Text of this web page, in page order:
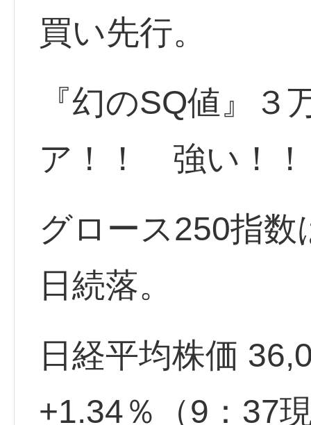
買い先行。
『幻のSQ値』３
ア！！ 強い！！
グロース250指
日続落。
日経平均株価
+1.34％（9：37